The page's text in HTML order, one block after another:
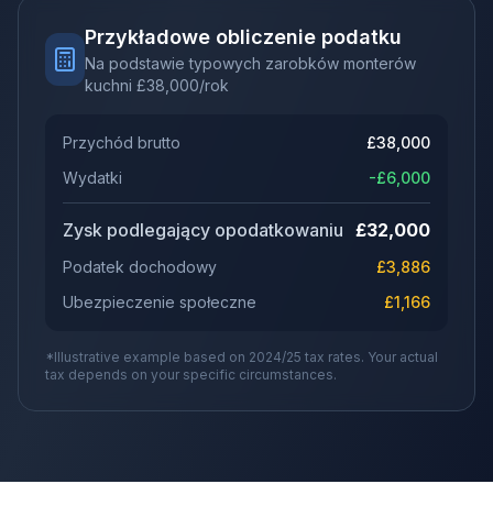
Przykładowe obliczenie podatku
Na podstawie typowych zarobków monterów
kuchni £38,000/rok
Przychód brutto £38,000
Wydatki
-£6,000
Zysk podlegający opodatkowaniu £32,000
Podatek dochodowy £3,886
Ubezpieczenie społeczne
£1,166
*Illustrative example based on 2024/25 tax rates. Your actual
tax depends on your specific circumstances.